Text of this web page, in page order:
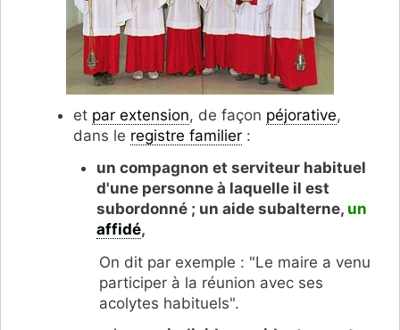
et par extension, de façon péjorative,
dans le registre familier :
un compagnon et serviteur habituel
d'une personne à laquelle il est
subordonné ; un aide subalterne, un
affidé,
On dit par exemple : "Le maire a venu
participer à la réunion avec ses
acolytes habituels".